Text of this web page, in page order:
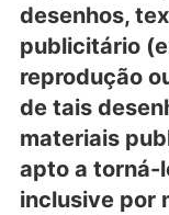
desenhos,
publicitário
reprodução
de tais
materiais
apto a torná-
inclusive por